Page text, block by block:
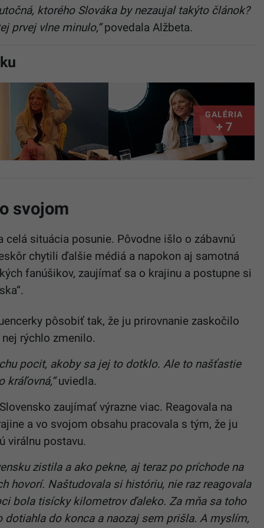
ktorého Slováka by nezaujal takýto článok?
prvej vlne minulo,“povedala Alžbeta.
GALÉRIA
+ 7
svojom
celá situácia posunie. Pôvodne išlo o zábavnú
chytili ďalšie médiá a napokon aj samotná
fanúšikov, zaujímať sa o krajinu a postupne si
pôsobiť tak, že ju prirovnanie zaskočilo
rýchlo zmenilo.
pocit, akoby sa jej to dotklo. Ale to našťastie
kráľovná,“uviedla.
zaujímať výrazne viac. Reagovala na
a vo svojom obsahu pracovala s tým, že ju
virálnu postavu.
zistila a ako pekne, aj teraz po príchode na
hovorí. Naštudovala si históriu, nie raz reagovala
bola tisícky kilometrov ďaleko. Za mňa sa toho
do konca a naozaj sem prišla. A myslím,